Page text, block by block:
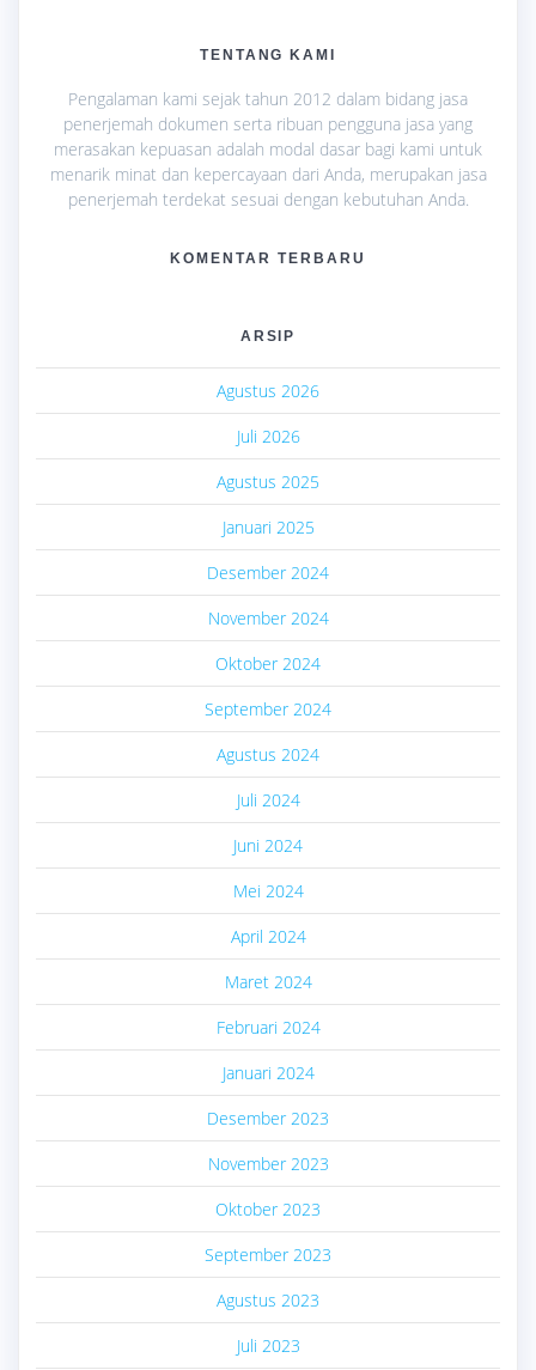
TENTANG KAMI
Pengalaman kami sejak tahun 2012 dalam bidang jasa
penerjemah dokumen serta ribuan pengguna jasa yang
merasakan kepuasan adalah modal dasar bagi kami untuk
menarik minat dan kepercayaan dari Anda, merupakan jasa
penerjemah terdekat sesuai dengan kebutuhan Anda.
KOMENTAR TERBARU
ARSIP
Agustus 2026
Juli 2026
Agustus 2025
Januari 2025
Desember 2024
November 2024
Oktober 2024
September 2024
Agustus 2024
Juli 2024
Juni 2024
Mei 2024
April 2024
Maret 2024
Februari 2024
Januari 2024
Desember 2023
November 2023
Oktober 2023
September 2023
Agustus 2023
Juli 2023